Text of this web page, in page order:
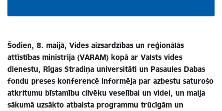
Šodien, 8. maijā, Vides aizsardzības un reģionālās
attīstības ministrija (VARAM) kopā ar Valsts vides
dienestu, Rīgas Stradiņa universitāti un Pasaules Dabas
fondu preses konferencē informēja par azbestu saturošo
atkritumu bīstamību cilvēku veselībai un videi, un maija
sākumā uzsākto atbalsta programmu trūcīgām un